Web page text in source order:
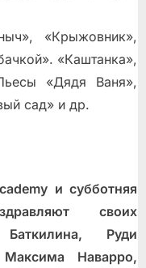
«Крыжовник»,
«Каштанка»,
«Дядя Ваня»,
сад» и др.
и субботняя
своих
Руди
Наварро,